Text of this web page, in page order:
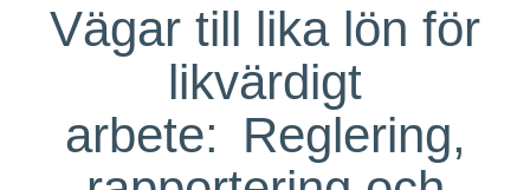
Vägar till lika lön för
likvärdigt
arbete: Reglering,